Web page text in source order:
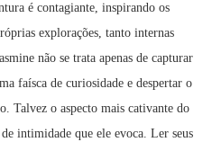
é contagiante, inspirando os
explorações, tanto internas
não se trata apenas de capturar
faísca de curiosidade e despertar o
Talvez o aspecto mais cativante do
intimidade que ele evoca. Ler seus